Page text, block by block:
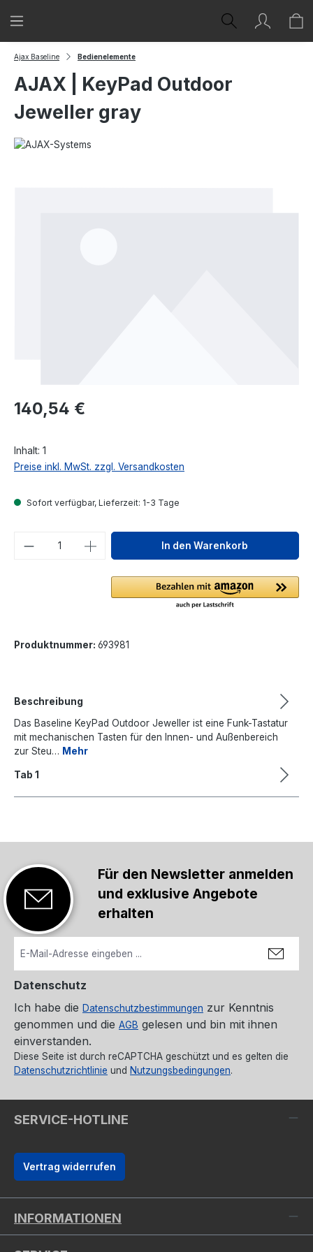
Zum Hauptinhalt springen
Ajax Baseline Bedienelemente
AJAX | KeyPad Outdoor
Jeweller gray
Regulärer Preis:
140,54 €
Inhalt: 1
Preise inkl. MwSt. zzgl. Versandkosten
Sofort verfügbar, Lieferzeit: 1-3 Tage
Produkt Anzahl: Gib denIn den Warenkorb
Produktnummer: 693981
Beschreibung
Das Baseline KeyPad Outdoor Jeweller ist eine Funk-Tastatur
mit mechanischen Tasten für den Innen- und Außenbereich
zur Steu… Mehr
Tab 1
Für den Newsletter anmelden
und exklusive Angebote
erhalten
Datenschutz
Ich habe die Datenschutzbestimmungen zur Kenntnis
genommen und die AGB gelesen und bin mit ihnen
einverstanden.
Diese Seite ist durch reCAPTCHA geschützt und es gelten die
Datenschutzrichtlinie und Nutzungsbedingungen.
SERVICE-HOTLINE
Vertrag widerrufen
INFORMATIONEN